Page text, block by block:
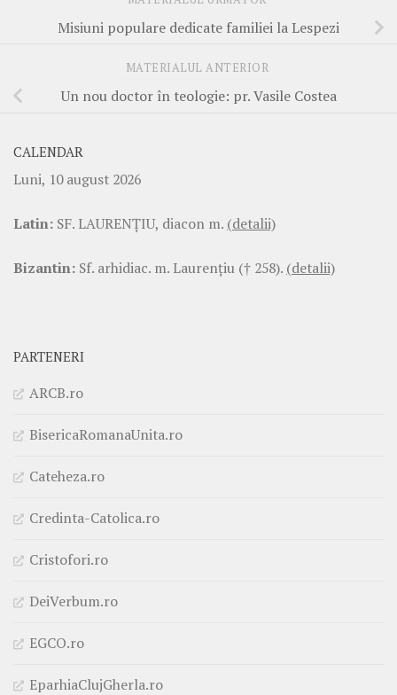
Misiuni populare dedicate familiei la Lespezi
MATERIALUL ANTERIOR
Un nou doctor în teologie: pr. Vasile Costea
CALENDAR
Luni, 10 august 2026
Latin: SF. LAURENŢIU, diacon m. (detalii)
Bizantin: Sf. arhidiac. m. Laurenţiu († 258). (detalii)
PARTENERI
ARCB.ro
BisericaRomanaUnita.ro
Cateheza.ro
Credinta-Catolica.ro
Cristofori.ro
DeiVerbum.ro
EGCO.ro
EparhiaClujGherla.ro